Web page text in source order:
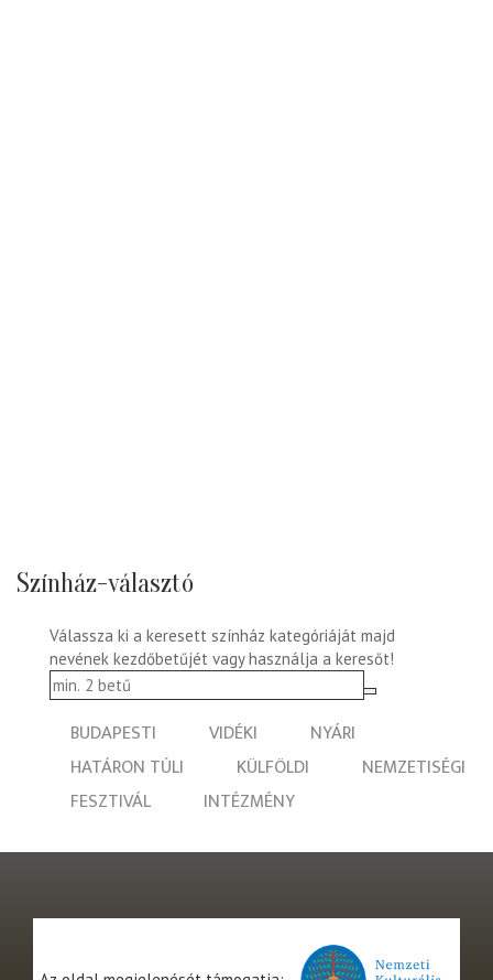
Színház-választó
Válassza ki a keresett színház kategóriáját majd
nevének kezdőbetűjét vagy használja a keresőt!
BUDAPESTI VIDÉKI
NYÁRI
HATÁRON TÚLI
KÜLFÖLDI
NEMZETISÉGI
FESZTIVÁL
INTÉZMÉNY